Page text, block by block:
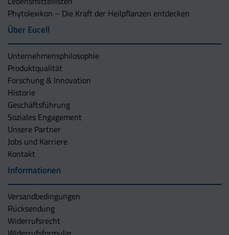
Phytolexikon – Die Kraft der Heilpflanzen entdecken
Über Eucell
Unternehmens­philosophie
Produktqualität
Forschung & Innovation
Historie
Geschäftsführung
Soziales Engagement
Unsere Partner
Jobs und Karriere
Kontakt
Informationen
Versandbedingungen
Rücksendung
Widerrufsrecht